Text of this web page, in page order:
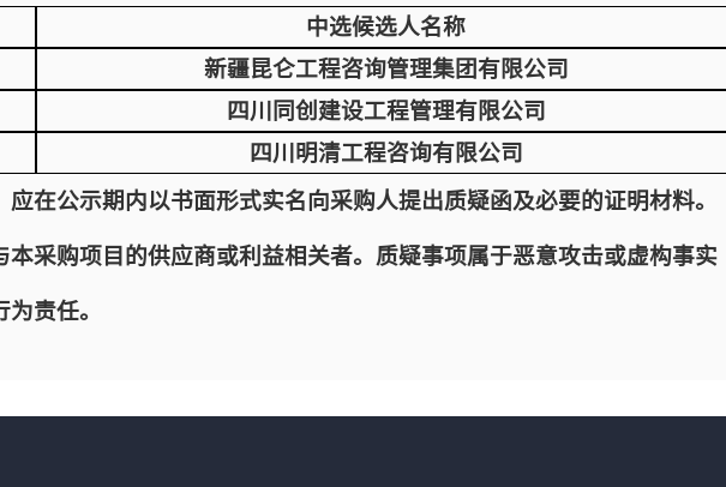
中选候选人名称
新疆昆仑工程咨询管理集团有限公司
四川同创建设工程管理有限公司
四川明清工程咨询有限公司
在公示期内以书面形式实名向采购人提出质疑函及必要的证明材料。
本采购项目的供应商或利益相关者。质疑事项属于恶意攻击或虚构事实
责任。